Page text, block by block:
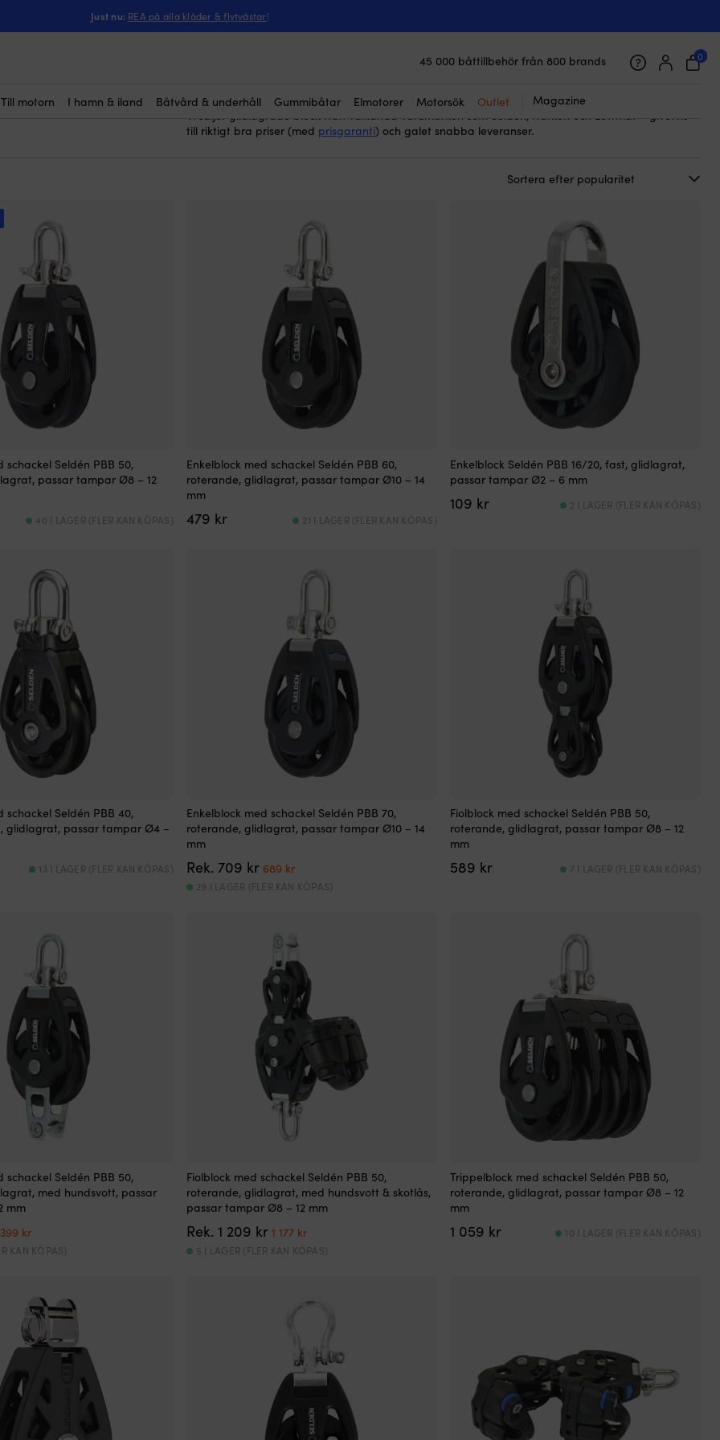
Just nu: REA på alla kläder & flytvästar!
45 000 båttillbehör från 800 brands
Supernöjda kunder – 4.7/5 på Trustpilot
0
Till motorn I hamn & iland Båtvård & underhåll Gummibåtar Elmotorer Motorsök Outlet Magazine
Här köper du block som ärglidlagradetill din segelbåt och segling. Glidlagrade block används
smidiga funktion även vid höga laster. De tillverkas bland annat med sidor av glasfiberförstärkt
pålitlig prestanda i olika situationer.
Vi säljer glidlagrade block från välkända varumärken som Seldén, Harken och Lewmar – givetvis
till riktigt bra priser (med prisgaranti) och galet snabba leveranser.
schackel Seldén PBB 50,
passar tampar Ø8 – 12
40 I LAGER (FLER KAN KÖPAS)
Enkelblock med schackel Seldén PBB 60,
roterande, glidlagrat, passar tampar Ø10 – 14
mm
479 kr 21 I LAGER (FLER KAN KÖPAS)
Enkelblock Seldén PBB 16/20, fast, glidlagrat,
passar tampar Ø2 – 6 mm
109 kr 2 I LAGER (FLER KAN KÖPAS)
schackel Seldén PBB 40,
glidlagrat, passar tampar Ø4 –
13 I LAGER (FLER KAN KÖPAS)
Enkelblock med schackel Seldén PBB 70,
roterande, glidlagrat, passar tampar Ø10 – 14
mm
Rek. 709 kr Det
ursprungliga
priset
689 krDet
nuvarande
priset
29 I LAGER (FLER KAN KÖPAS)
Fiolblock med schackel Seldén PBB 50,
roterande, glidlagrat, passar tampar Ø8 – 12
mm
589 kr 7 I LAGER (FLER KAN KÖPAS)
schackel Seldén PBB 50,
med hundsvott, passar
mm
Det
399 krDet
nuvarande
priset
KAN KÖPAS)
Fiolblock med schackel Seldén PBB 50,
roterande, glidlagrat, med hundsvott & skotlås,
passar tampar Ø8 – 12 mm
Rek. 1 209 krDet
ursprungliga
priset
209 kr.
1 177 krDet
nuvarande
priset
177 kr.
5 I LAGER (FLER KAN KÖPAS)
Trippelblock med schackel Seldén PBB 50,
roterande, glidlagrat, passar tampar Ø8 – 12
mm
1 059 kr 10 I LAGER (FLER KAN KÖPAS)